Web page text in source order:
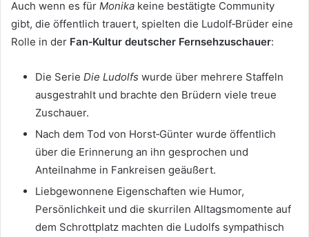
Auch wenn es für Monika keine bestätigte Community
gibt, die öffentlich trauert, spielten die Ludolf‑Brüder eine
Rolle in der Fan‑Kultur deutscher Fernsehzuschauer:
Die Serie Die Ludolfs wurde über mehrere Staffeln
ausgestrahlt und brachte den Brüdern viele treue
Zuschauer.
Nach dem Tod von Horst‑Günter wurde öffentlich
über die Erinnerung an ihn gesprochen und
Anteilnahme in Fankreisen geäußert.
Liebgewonnene Eigenschaften wie Humor,
Persönlichkeit und die skurrilen Alltagsmomente auf
dem Schrottplatz machten die Ludolfs sympathisch